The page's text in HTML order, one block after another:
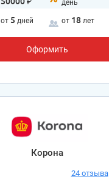
₽
день
от 5 дней от 18 лет
Оформить
Корона
24 отзыва